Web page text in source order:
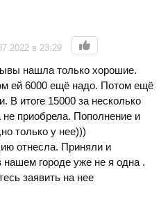
в 23:29
нашла только хорошие.
ей 6000 ещё надо. Потом ещё
В итоге 15000 за несколько
не приобрела. Пополнение и
только у нее)))
отнесла. Приняли и
нашем городе уже не я одна .
заявить на нее